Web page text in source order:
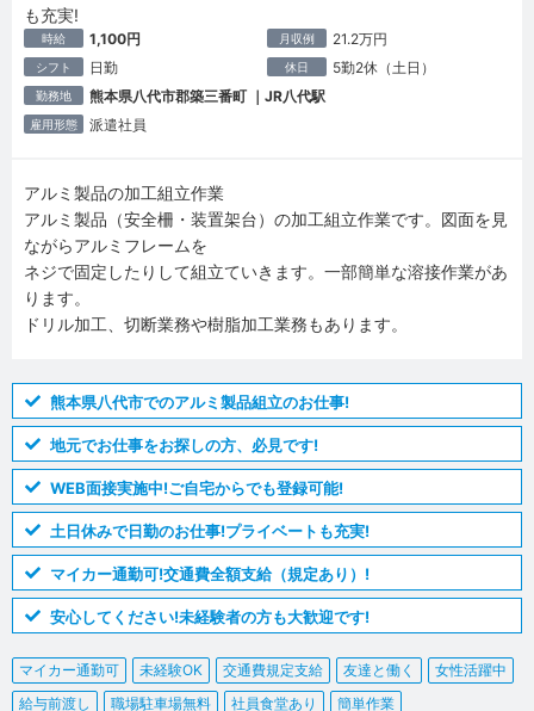
も充実!
時給 1,100円 月収例 21.2万円
シフト 日勤 休日 5勤2休（土日）
勤務地 熊本県八代市郡築三番町 ｜JR八代駅
雇用形態 派遣社員
アルミ製品の加工組立作業
アルミ製品（安全柵・装置架台）の加工組立作業です。図面を見
ながらアルミフレームを
ネジで固定したりして組立ていきます。一部簡単な溶接作業があ
ります。
ドリル加工、切断業務や樹脂加工業務もあります。
熊本県八代市でのアルミ製品組立のお仕事!
地元でお仕事をお探しの方、必見です!
WEB面接実施中!ご自宅からでも登録可能!
土日休みで日勤のお仕事!プライベートも充実!
マイカー通勤可!交通費全額支給（規定あり）!
安心してください!未経験者の方も大歓迎です!
マイカー通勤可 未経験OK 交通費規定支給 友達と働く
女性活躍中
給与前渡し
職場駐車場無料 社員食堂あり 簡単作業